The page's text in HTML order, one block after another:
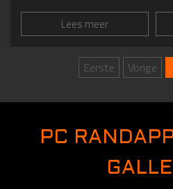
Lees meer
Eerste Vorige
PC